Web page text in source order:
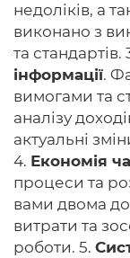
недоліків, а
виконано з
та стандартів.
інформації.
вимогами та
аналізу
актуальні
4. Економія
процеси та
вами двома
витрати та
роботи. 5.